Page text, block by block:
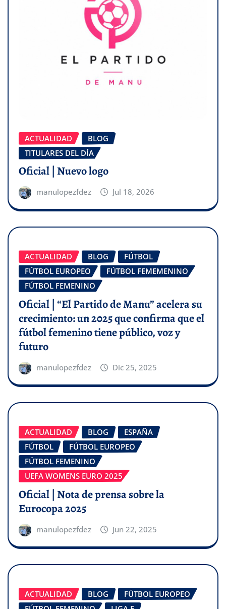
ACTUALIDAD
BLOG
TITULARES DEL DÍA
Oficial | Nuevo logo
manulopezfdez Jul 18, 2026
ACTUALIDAD BLOG
FÚTBOL
FÚTBOL EUROPEO
FÚTBOL FEMEMENINO
FÚTBOL FEMENINO
Oficial | “El Partido de Manu” acelera su
crecimiento: un 2025 que confirma que el
fútbol femenino tiene público, voz y
futuro
manulopezfdez Dic 25, 2025
ACTUALIDAD BLOG
ESPAÑA
FÚTBOL
FÚTBOL EUROPEO
FÚTBOL FEMENINO
UEFA WOMENS EURO 2025
Oficial | Nota de prensa sobre la
Eurocopa 2025
manulopezfdez Jun 22, 2025
ACTUALIDAD BLOG
FÚTBOL EUROPEO